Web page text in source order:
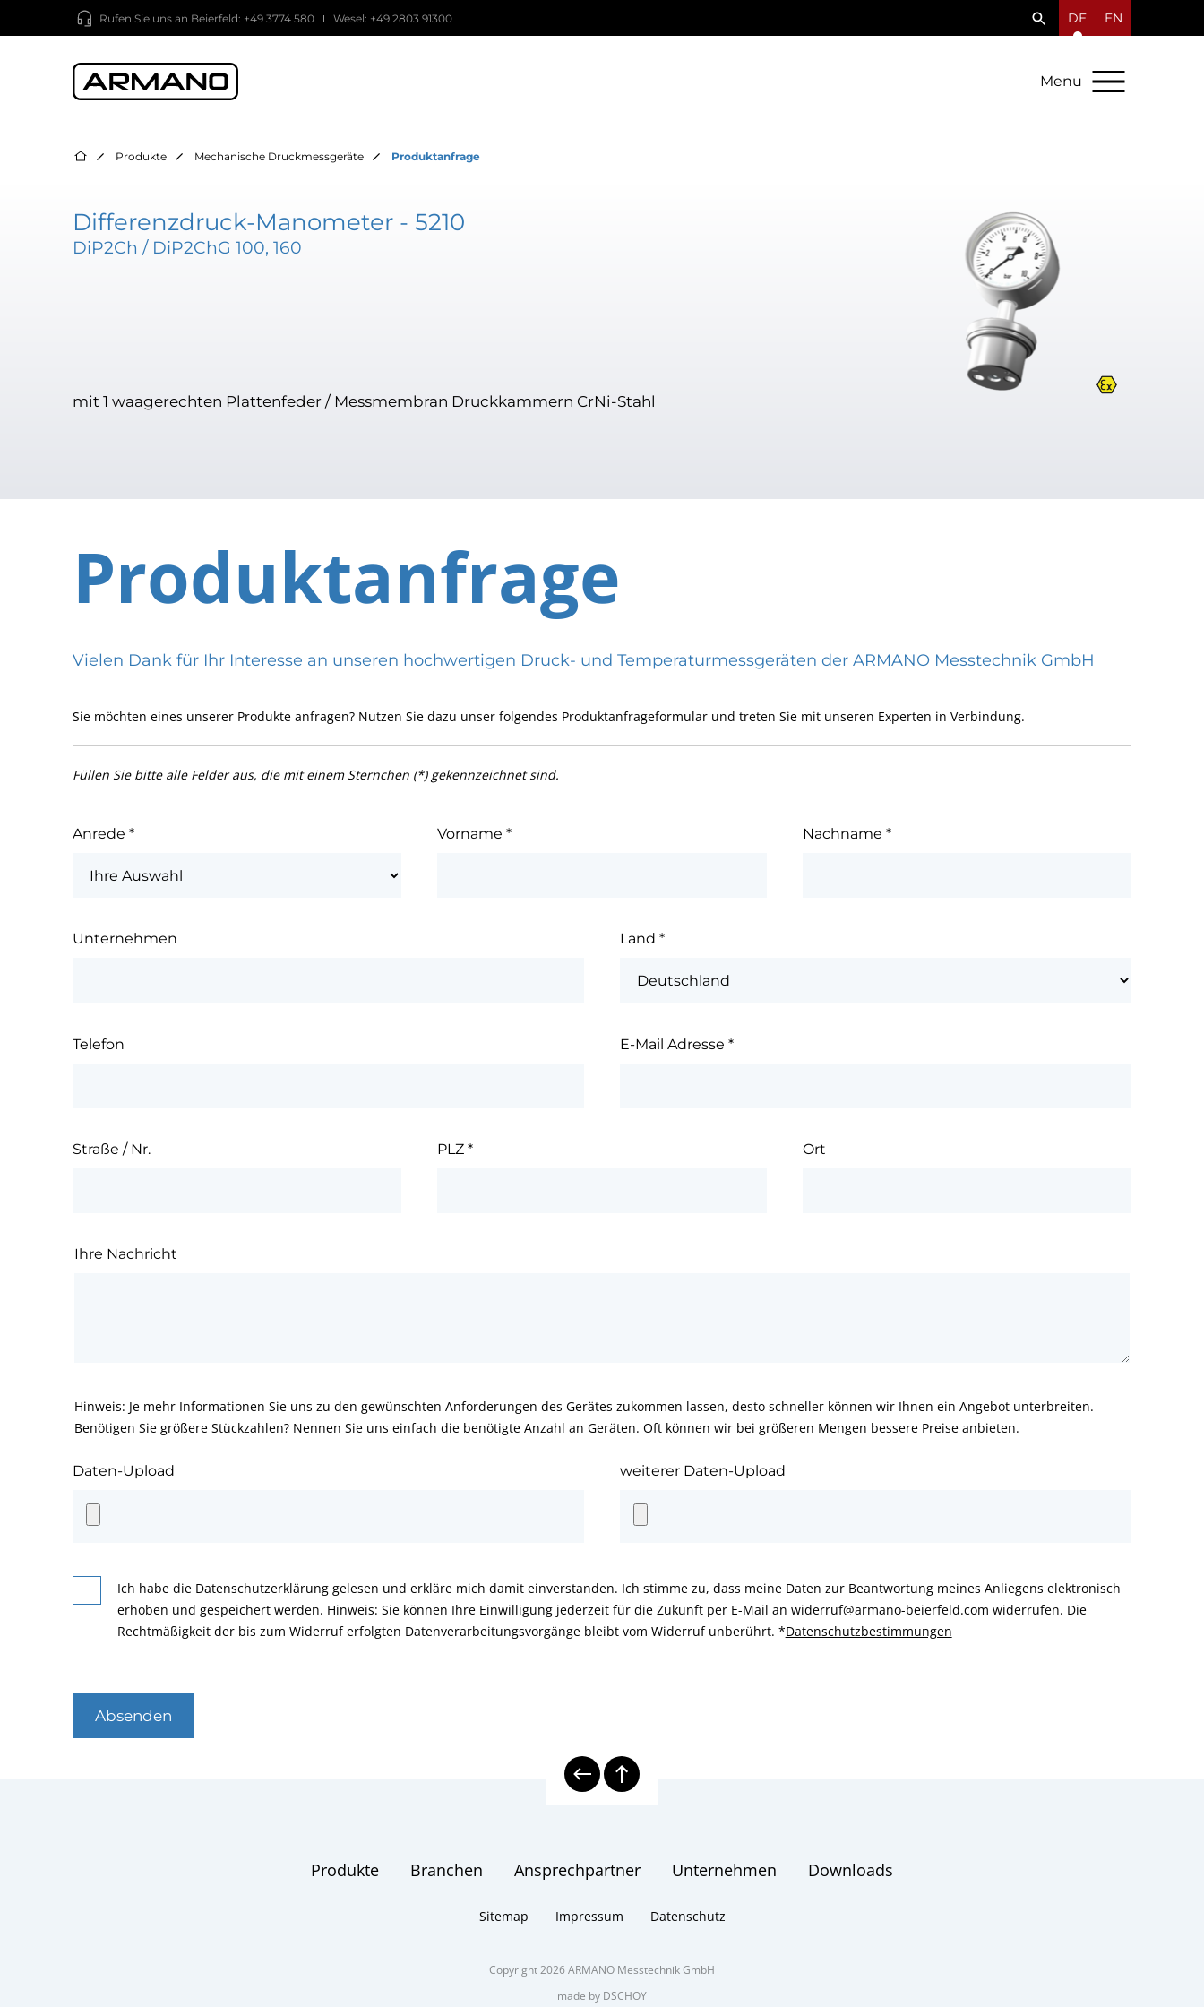
Rufen Sie uns an Beierfeld: +49 3774 580 Wesel: +49 2803 91300 DE EN
Menu
Produkte Mechanische Druckmessgeräte Produktanfrage
Differenzdruck-Manometer - 5210
DiP2Ch / DiP2ChG 100, 160
mit 1 waagerechten Plattenfeder / Messmembran Druckkammern CrNi-Stahl
Produktanfrage
Vielen Dank für Ihr Interesse an unseren hochwertigen Druck- und Temperaturmessgeräten der ARMANO Messtechnik GmbH
Sie möchten eines unserer Produkte anfragen? Nutzen Sie dazu unser folgendes Produktanfrageformular und treten Sie mit unseren Experten in Verbindung.
Füllen Sie bitte alle Felder aus, die mit einem Sternchen (*) gekennzeichnet sind.
Anrede * Vorname* Nachname *
Unternehmen Land *
Telefon E-Mail Adresse *
Straße / Nr. PLZ* Ort
Ihre Nachricht
Hinweis: Je mehr Informationen Sie uns zu den gewünschten Anforderungen des Gerätes zukommen lassen, desto schneller können wir Ihnen ein Angebot unterbreiten.
Benötigen Sie größere Stückzahlen? Nennen Sie uns einfach die benötigte Anzahl an Geräten. Oft können wir bei größeren Mengen bessere Preise anbieten.
Daten-Upload weiterer Daten-Upload
Ich habe die Datenschutzerklärung gelesen und erkläre mich damit einverstanden. Ich stimme zu, dass meine Daten zur Beantwortung meines Anliegens elektronisch
erhoben und gespeichert werden. Hinweis: Sie können Ihre Einwilligung jederzeit für die Zukunft per E-Mail an widerruf@armano-beierfeld.com widerrufen. Die
Rechtmäßigkeit der bis zum Widerruf erfolgten Datenverarbeitungsvorgänge bleibt vom Widerruf unberührt. *Datenschutzbestimmungen
Absenden
Produkte Branchen Ansprechpartner Unternehmen Downloads
Sitemap Impressum Datenschutz
Copyright 2026 ARMANO Messtechnik GmbH
made by DSCHOY